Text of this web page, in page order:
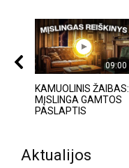
09:00
KAMUOLINIS ŽAIBAS:
MĮSLINGA GAMTOS
PASLAPTIS
Aktualijos